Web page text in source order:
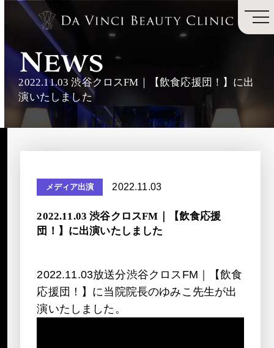
2022.11.03 渋谷クロスFM｜【飲食応援団！】に出演いたしました｜DA VINCI BEAUTY CLINIC（
News
2022.11.03 渋谷クロスFM｜【飲食応援団！】に出
演いたしました
メディア出演 2022.11.03
2022.11.03 渋谷クロスFM｜【飲食応援
団！】に出演いたしました
2022.11.03放送分渋谷クロスFM｜【飲食
応援団！】に当院院長のゆみこ先生が出
演いたしました。